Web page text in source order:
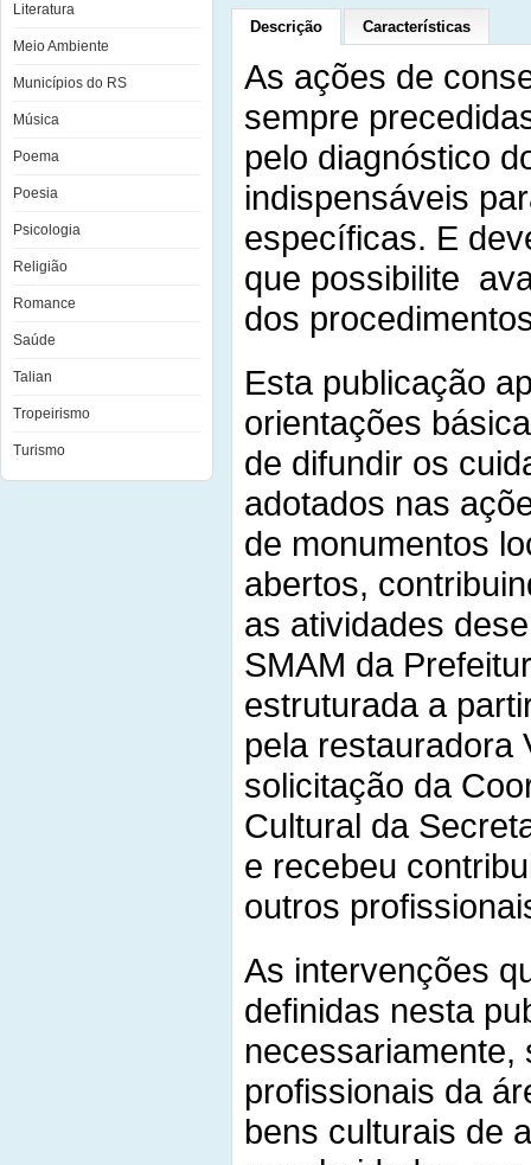
Literatura
Meio Ambiente
Municípios do RS
Música
Poema
Poesia
Psicologia
Religião
Romance
Saúde
Talian
Tropeirismo
Turismo
Descrição Características
As ações de
sempre
pelo diagnóstico
indispensáveis
específicas. E
que possibilite
dos
Esta publicação
orientações
de difundir os
adotados nas
de monumentos
abertos,
as atividades
SMAM da
estruturada a
pela restauradora
solicitação da
Cultural da
e recebeu
outros
As intervenções
definidas nesta
necessariamente,
profissionais da
bens culturais de